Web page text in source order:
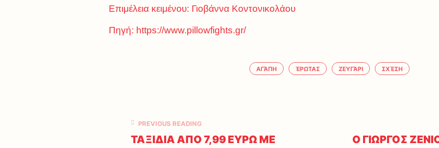
Επιμέλεια κειμένου: Γιοβάννα Κοντονικολάου
Πηγή: https://www.pillowfights.gr/
ΑΓΆΠΗ ΈΡΩΤΑΣ ΖΕΥΓΆΡΙ ΣΧΈΣΗ
PREVIOUS READING
ΤΑΞΙΔΙΑ ΑΠΟ 7,99 ΕΥΡΩ ΜΕ
Ο ΓΙΩΡΓΟΣ